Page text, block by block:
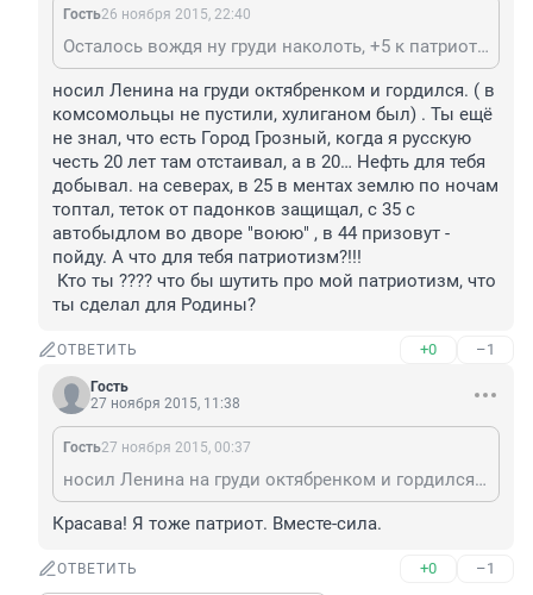
Гость26 ноября 2015, 22:40
Осталось вождя ну груди наколоть, +5 к патриотизму добавишь))
носил Ленина на груди октябренком и гордился. ( в
комсомольцы не пустили, хулиганом был) . Ты ещё
не знал, что есть Город Грозный, когда я русскую
честь 20 лет там отстаивал, а в 20… Нефть для тебя
добывал. на северах, в 25 в ментах землю по ночам
топтал, теток от падонков защищал, с 35 с
автобыдлом во дворе "воюю" , в 44 призовут -
пойду. А что для тебя патриотизм?!!!
Кто ты ???? что бы шутить про мой патриотизм, что
ты сделал для Родины?
ОТВЕТИТЬ +0 –1
Гость
27 ноября 2015, 11:38
Гость27 ноября 2015, 00:37
носил Ленина на груди октябренком и гордился. ( в комсомольцы не пустили, хулиганом был) . Ты ещё не знал, что есть Город Грозный, когда я русскую честь 20 лет там отстаивал, а в 20… Нефть для тебя добывал. на северах, в 25 в ментах землю по ночам топтал, теток от падонков защищал, с 35 с автобыдлом во дворе "воюю" , в 44 призовут - пойду. А что для тебя патриотизм?!!! Кто ты ???? что бы шутить про мой патриотизм, что ты сделал для Родины?
Красава! Я тоже патриот. Вместе-сила.
ОТВЕТИТЬ +0 –1